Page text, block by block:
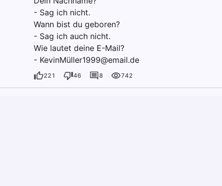
- Sag ich nicht.
Wann bist du geboren?
- Sag ich auch nicht.
Wie lautet deine E-Mail?
- KevinMüller1999@email.de
221 46 8 742